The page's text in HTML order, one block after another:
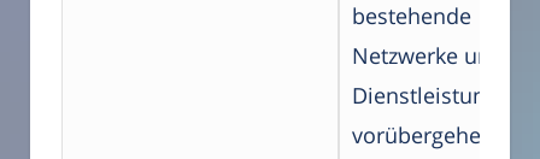
bestehende
Netzwerke und
Dienstleistungen
vorübergehend